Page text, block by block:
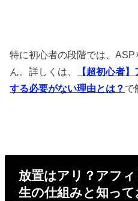
特に初心者の段階では、
ん。詳しくは、
【超初心者
する必要がない理由とは？ で
放置はアリ？アフ
生の仕組みと知っ